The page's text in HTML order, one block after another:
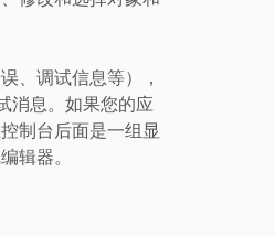
、调试信息等），
消息。如果您的应
制台后面是一组显
辑器。